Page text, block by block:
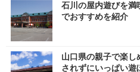
石川の屋内遊びを満
でおすすめを紹介
山口県の親子で楽し
されずにいっぱい遊